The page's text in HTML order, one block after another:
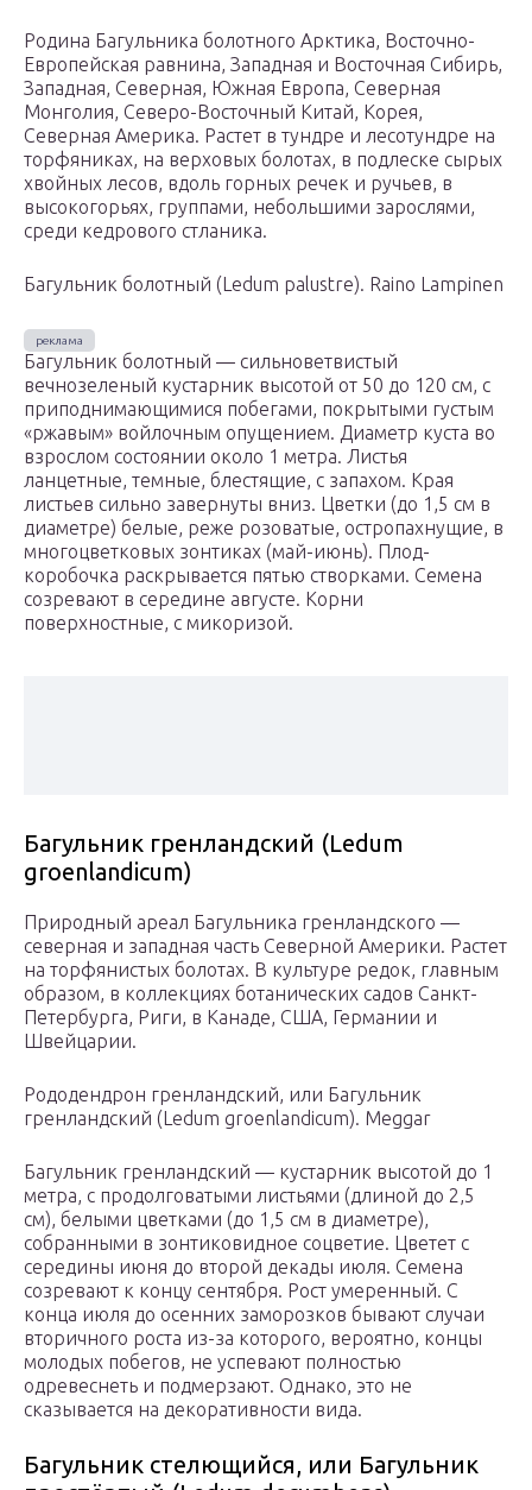
Родина Багульника болотного Арктика, Восточно-
Европейская равнина, Западная и Восточная Сибирь,
Западная, Северная, Южная Европа, Северная
Монголия, Северо-Восточный Китай, Корея,
Северная Америка. Растет в тундре и лесотундре на
торфяниках, на верховых болотах, в подлеске сырых
хвойных лесов, вдоль горных речек и ручьев, в
высокогорьях, группами, небольшими зарослями,
среди кедрового стланика.
Багульник болотный (Ledum palustre). Raino Lampinen
Багульник болотный — сильноветвистый
вечнозеленый кустарник высотой от 50 до 120 см, с
приподнимающимися побегами, покрытыми густым
«ржавым» войлочным опущением. Диаметр куста во
взрослом состоянии около 1 метра. Листья
ланцетные, темные, блестящие, с запахом. Края
листьев сильно завернуты вниз. Цветки (до 1,5 см в
диаметре) белые, реже розоватые, остропахнущие, в
многоцветковых зонтиках (май-июнь). Плод-
коробочка раскрывается пятью створками. Семена
созревают в середине августе. Корни
поверхностные, с микоризой.
Багульник гренландский (Ledum
groenlandicum)
Природный ареал Багульника гренландского —
северная и западная часть Северной Америки. Растет
на торфянистых болотах. В культуре редок, главным
образом, в коллекциях ботанических садов Санкт-
Петербурга, Риги, в Канаде, США, Германии и
Швейцарии.
Рододендрон гренландский, или Багульник
гренландский (Ledum groenlandicum). Meggar
Багульник гренландский — кустарник высотой до 1
метра, с продолговатыми листьями (длиной до 2,5
см), белыми цветками (до 1,5 см в диаметре),
собранными в зонтиковидное соцветие. Цветет с
середины июня до второй декады июля. Семена
созревают к концу сентября. Рост умеренный. С
конца июля до осенних заморозков бывают случаи
вторичного роста из-за которого, вероятно, концы
молодых побегов, не успевают полностью
одревеснеть и подмерзают. Однако, это не
сказывается на декоративности вида.
Багульник стелющийся, или Багульник